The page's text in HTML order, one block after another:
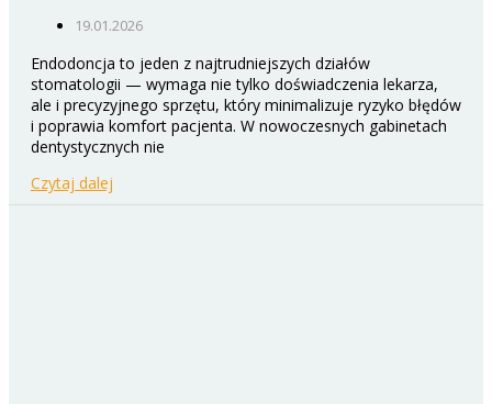
19.01.2026
Endodoncja to jeden z najtrudniejszych działów
stomatologii — wymaga nie tylko doświadczenia lekarza,
ale i precyzyjnego sprzętu, który minimalizuje ryzyko błędów
i poprawia komfort pacjenta. W nowoczesnych gabinetach
dentystycznych nie
Czytaj dalej